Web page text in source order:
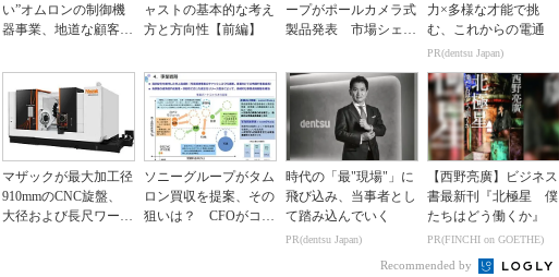
い”オムロンの制御機
器事業、地道な顧客基
ャストの基本的な考え
方と方向性【前編】
ープがポールカメラ式
製品発表 市場シェア
力×多様な才能で挑
む、これからの電通
PR(dentsu Japan)
マザックが最大加工径
910mmのCNC旋盤、
大径および長尺ワーク
ソニーグループがタム
ロン買収を提案、その
狙いは？ CFOがコメ
時代の「最"現場"」に
飛び込み、当事者とし
て踏み込んでいく
PR(dentsu Japan)
【西野亮廣】ビジネス
書最新刊『北極星 僕
たちはどう働くか』
PR(FINCHI on GOETHE)
Recommended by